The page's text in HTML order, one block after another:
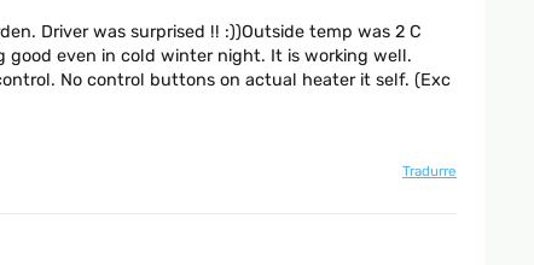
Driver was surprised !! :))Outside temp was 2 C
good even in cold winter night. It is working well.
No control buttons on actual heater it self. (Exc
Tradurre